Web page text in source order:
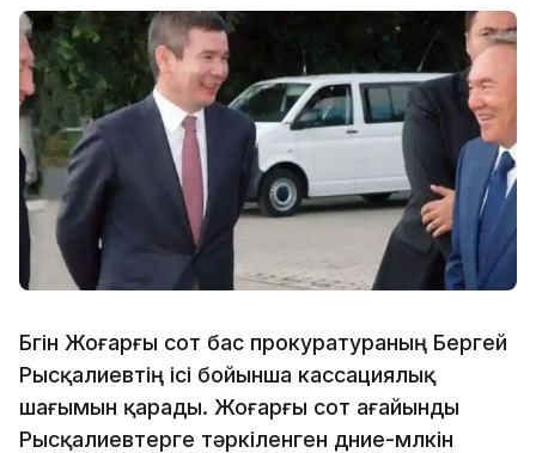
Бүгін Жоғарғы сот бас прокуратураның Бергей
Рысқалиевтің ісі бойынша кассациялық
шағымын қарады. Жоғарғы сот ағайынды
Рысқалиевтерге тәркіленген дүние-мүлкін